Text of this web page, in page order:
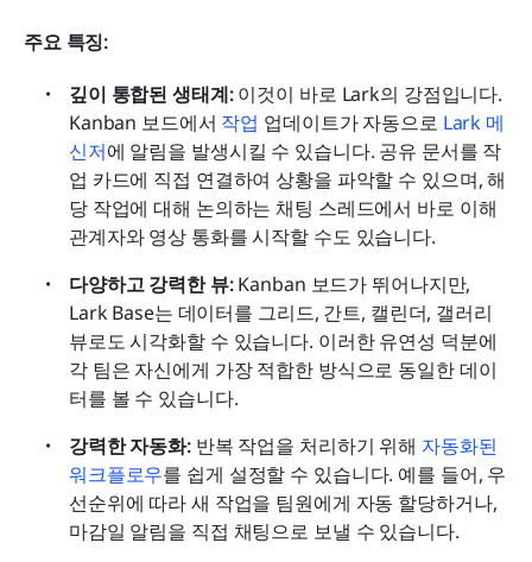
주요 특징:
깊이 통합된 생태계: 이것이 바로 Lark의 강점입니다.
Kanban 보드에서 작업 업데이트가 자동으로 Lark 메
신저에 알림을 발생시킬 수 있습니다. 공유 문서를 작
업 카드에 직접 연결하여 상황을 파악할 수 있으며, 해
당 작업에 대해 논의하는 채팅 스레드에서 바로 이해
관계자와 영상 통화를 시작할 수도 있습니다.
다양하고 강력한 뷰: Kanban 보드가 뛰어나지만,
Lark Base는 데이터를 그리드, 간트, 캘린더, 갤러리
뷰로도 시각화할 수 있습니다. 이러한 유연성 덕분에
각 팀은 자신에게 가장 적합한 방식으로 동일한 데이
터를 볼 수 있습니다.
강력한 자동화: 반복 작업을 처리하기 위해 자동화된
워크플로우를 쉽게 설정할 수 있습니다. 예를 들어, 우
선순위에 따라 새 작업을 팀원에게 자동 할당하거나,
마감일 알림을 직접 채팅으로 보낼 수 있습니다.